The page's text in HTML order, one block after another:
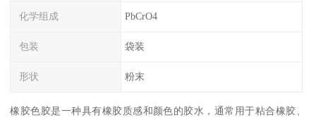
化学组成 PbCrO4
包装 袋装
形状 粉末
橡胶色胶是一种具有橡胶质感和颜色的胶水，通常用于粘合橡胶、